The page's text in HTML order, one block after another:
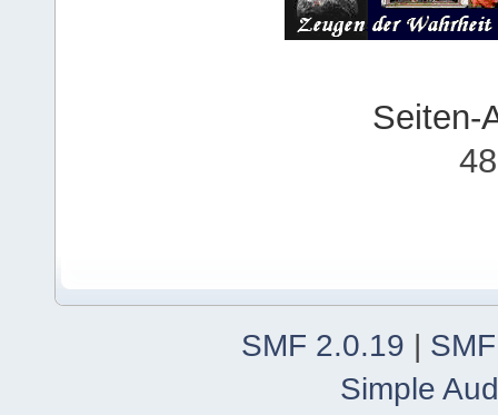
Seiten-
SMF 2.0.19
Simple